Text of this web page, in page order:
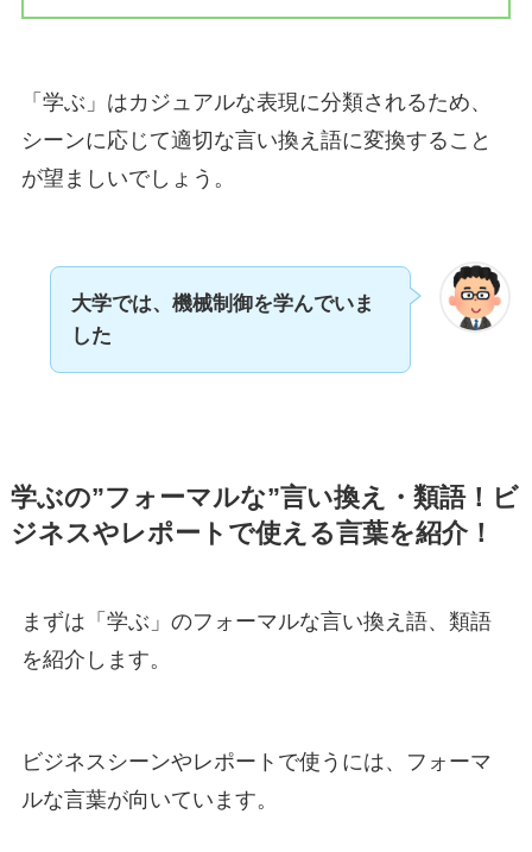
「学ぶ」はカジュアルな表現に分類されるため、
シーンに応じて適切な言い換え語に変換すること
が望ましいでしょう。
大学では、機械制御を学んでいま
した
学ぶの”フォーマルな”言い換え・類語！ビ
ジネスやレポートで使える言葉を紹介！
まずは「学ぶ」のフォーマルな言い換え語、類語
を紹介します。
ビジネスシーンやレポートで使うには、フォーマ
ルな言葉が向いています。